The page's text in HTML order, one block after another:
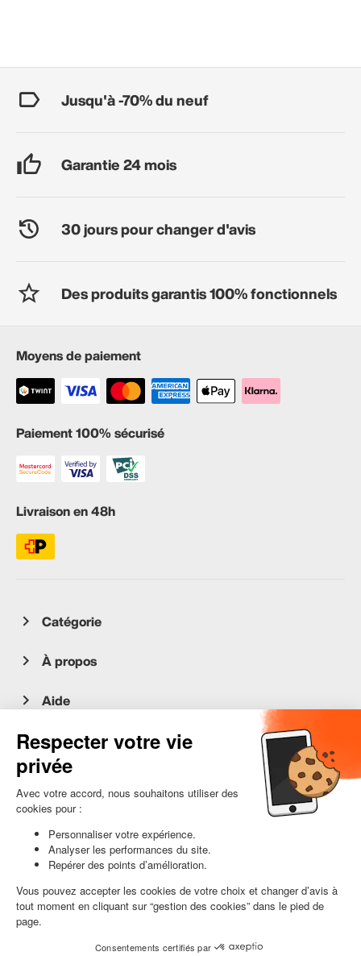
Jusqu'à -70% du neuf
Garantie 24 mois
30 jours pour changer d'avis
Des produits garantis 100% fonctionnels
Moyens de paiement
Paiement 100% sécurisé
Livraison en 48h
Catégorie
À propos
Aide
Service client
occasion.migros.mobile@recommerce.com
Lundi-Vendredi 08:00-17:00